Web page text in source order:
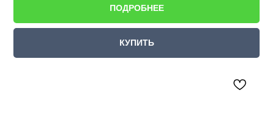
ПОДРОБНЕЕ
КУПИТЬ